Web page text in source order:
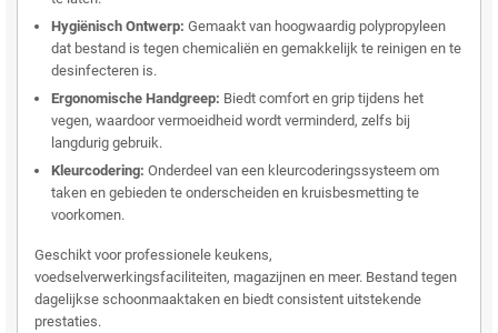
Hygiënisch Ontwerp: Gemaakt van hoogwaardig polypropyleen
dat bestand is tegen chemicaliën en gemakkelijk te reinigen en te
desinfecteren is.
Ergonomische Handgreep: Biedt comfort en grip tijdens het
vegen, waardoor vermoeidheid wordt verminderd, zelfs bij
langdurig gebruik.
Kleurcodering: Onderdeel van een kleurcoderingssysteem om
taken en gebieden te onderscheiden en kruisbesmetting te
voorkomen.
Geschikt voor professionele keukens,
voedselverwerkingsfaciliteiten, magazijnen en meer. Bestand tegen
dagelijkse schoonmaaktaken en biedt consistent uitstekende
prestaties.